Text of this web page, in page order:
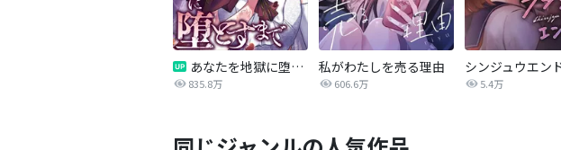
あなたを地獄に堕とすまで
835.8万
私がわたしを売る理由
606.6万 5.4万